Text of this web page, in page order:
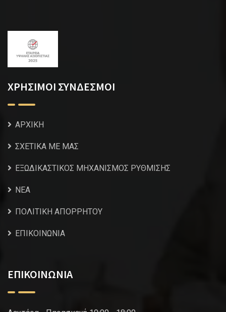
ΧΡΗΣΙΜΟΙ ΣΥΝΔΕΣΜΟΙ
ΑΡΧΙΚΗ
ΣΧΕΤΙΚΑ ΜΕ ΜΑΣ
ΕΞΩΔΙΚΑΣΤΙΚΟΣ ΜΗΧΑΝΙΣΜΟΣ ΡΥΘΜΙΣΗΣ
NEA
ΠΟΛΙΤΙΚΗ ΑΠΟΡΡΗΤΟΥ
ΕΠΙΚΟΙΝΩΝΙΑ
ΕΠΙΚΟΙΝΩΝΙΑ